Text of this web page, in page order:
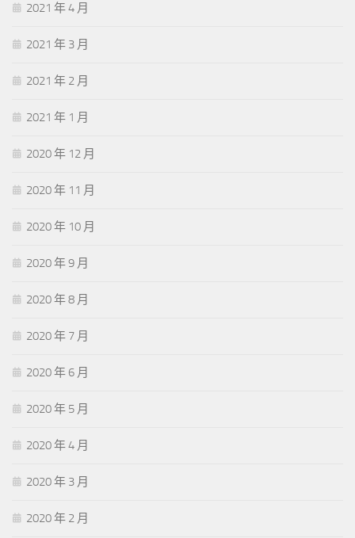
2021 年 4 月
2021 年 3 月
2021 年 2 月
2021 年 1 月
2020 年 12 月
2020 年 11 月
2020 年 10 月
2020 年 9 月
2020 年 8 月
2020 年 7 月
2020 年 6 月
2020 年 5 月
2020 年 4 月
2020 年 3 月
2020 年 2 月